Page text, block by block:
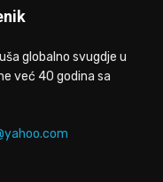
globalno svugdje u
već 40 godina sa